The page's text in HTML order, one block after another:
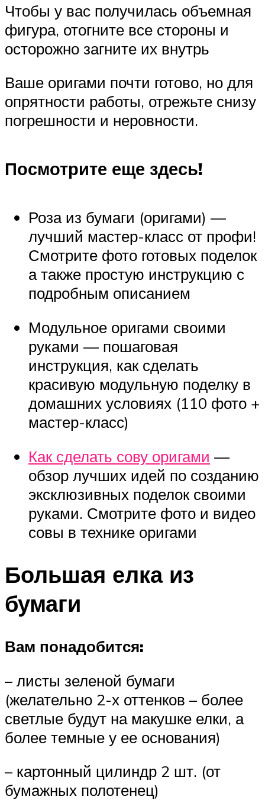
Чтобы у вас получилась объемная
фигура, отогните все стороны и
осторожно загните их внутрь
Ваше оригами почти готово, но для
опрятности работы, отрежьте снизу
погрешности и неровности.
Посмотрите еще здесь!
Роза из бумаги (оригами) —
лучший мастер-класс от профи!
Смотрите фото готовых поделок
а также простую инструкцию с
подробным описанием
Модульное оригами своими
руками — пошаговая
инструкция, как сделать
красивую модульную поделку в
домашних условиях (110 фото +
мастер-класс)
Как сделать сову оригами —
обзор лучших идей по созданию
эксклюзивных поделок своими
руками. Смотрите фото и видео
совы в технике оригами
Большая елка из
бумаги
Вам понадобится:
– листы зеленой бумаги
(желательно 2-х оттенков – более
светлые будут на макушке елки, а
более темные у ее основания)
– картонный цилиндр 2 шт. (от
бумажных полотенец)